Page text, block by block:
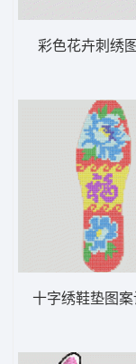
彩色花卉刺绣
十字绣鞋垫图案